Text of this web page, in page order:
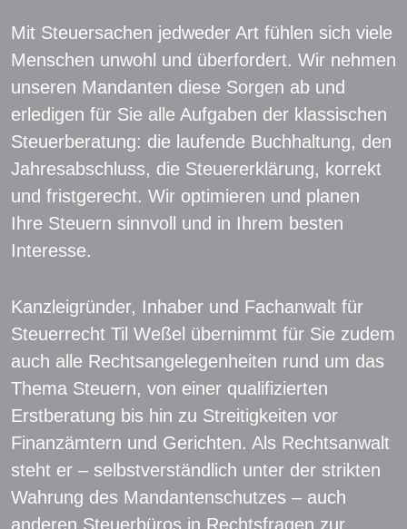
Mit Steuersachen jedweder Art fühlen sich viele
Menschen unwohl und überfordert. Wir nehmen
unseren Mandanten diese Sorgen ab und
erledigen für Sie alle Aufgaben der klassischen
Steuerberatung: die laufende Buchhaltung, den
Jahresabschluss, die Steuererklärung, korrekt
und fristgerecht. Wir optimieren und planen
Ihre Steuern sinnvoll und in Ihrem besten
Interesse.
Kanzleigründer, Inhaber und Fachanwalt für
Steuerrecht Til Weßel übernimmt für Sie zudem
auch alle Rechtsangelegenheiten rund um das
Thema Steuern, von einer qualifizierten
Erstberatung bis hin zu Streitigkeiten vor
Finanzämtern und Gerichten. Als Rechtsanwalt
steht er – selbstverständlich unter der strikten
Wahrung des Mandantenschutzes – auch
anderen Steuerbüros in Rechtsfragen zur